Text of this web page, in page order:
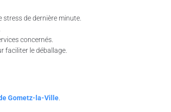
de dernière minute.
concernés.
faciliter le déballage.
Gometz-la-Ville